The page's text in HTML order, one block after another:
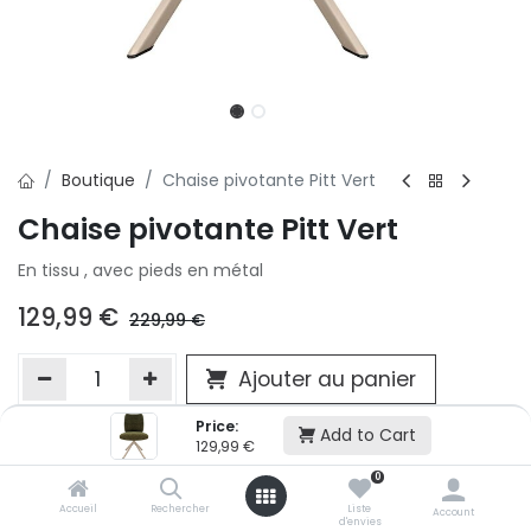
Price:
129,99 € Add to Cart
Accueil Rechercher
0
Liste
d'envies
Account
Boutique Chaise pivotante Pitt Vert
Chaise pivotante Pitt Vert
En tissu , avec pieds en métal
129,99 € 229,99€
Ajouter au panier
Ajouter à la liste d'envie
Si vous ne pouvez pas ajouter cet article dans votre panier
victime de son succès et momentanément indisponible.